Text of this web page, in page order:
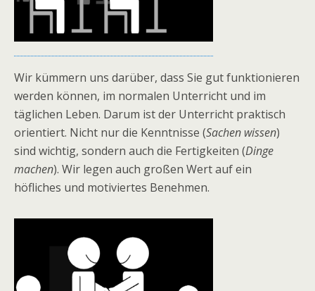
Wir kümmern uns darüber, dass Sie gut funktionieren
werden können, im normalen Unterricht und im
täglichen Leben. Darum ist der Unterricht praktisch
orientiert. Nicht nur die Kenntnisse (Sachen wissen)
sind wichtig, sondern auch die Fertigkeiten (Dinge
machen). Wir legen auch großen Wert auf ein
höfliches und motiviertes Benehmen.